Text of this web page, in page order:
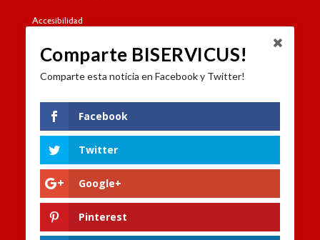
Accesibilidad
Política de cookies
Contacto
Formulario de contacto
Canal de denuncias
Comparte BISERVICUS!
Comparte esta noticia en Facebook y Twitter!
Facebook
Twitter
Google+
Pinterest